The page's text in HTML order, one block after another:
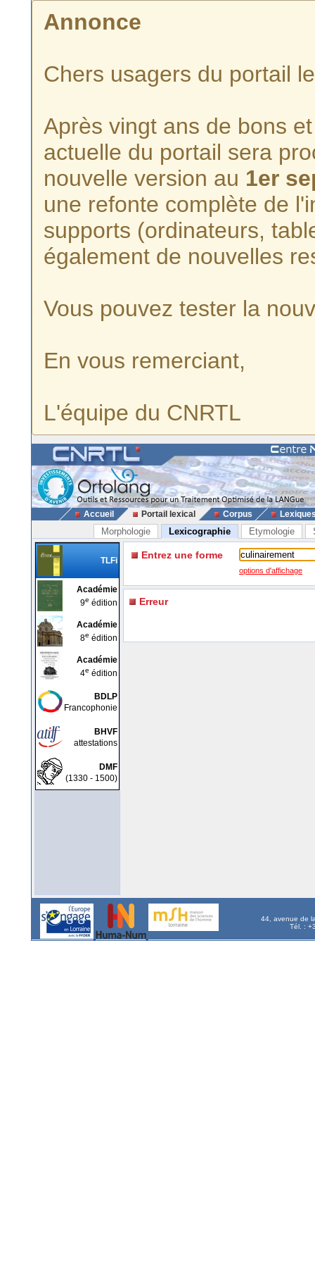
Annonce
Chers usagers du portail
Après vingt ans de bons
actuelle du portail sera
nouvelle version au 1er
une refonte complète de
supports (ordinateurs,
également de nouvelles
Vous pouvez tester la
En vous remerciant,
L'équipe du CNRTL
Accueil Portail lexical Corpus
Morphologie Lexicographie Etymologie
TLFi
Académie
9e édition
Académie
8e édition
Académie
4e édition
BDLP
Francophonie
BHVF
attestations
DMF
(1330 - 1500)
Entrez une forme
options d'affichage
Erreur
44, avenue de
Tél. :